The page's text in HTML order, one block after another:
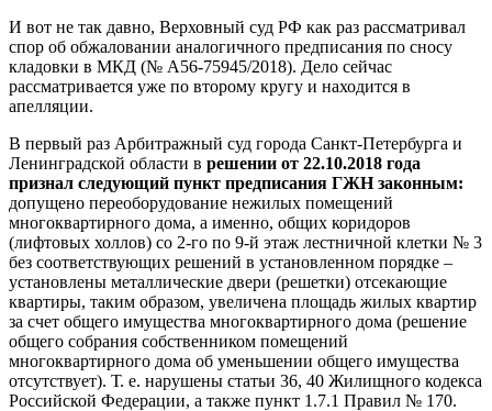
И вот не так давно, Верховный суд РФ как раз рассматривал
спор об обжаловании аналогичного предписания по сносу
кладовки в МКД (№ А56-75945/2018). Дело сейчас
рассматривается уже по второму кругу и находится в
апелляции.
В первый раз Арбитражный суд города Санкт-Петербурга и
Ленинградской области в решении от 22.10.2018 года
признал следующий пункт предписания ГЖН законным:
допущено переоборудование нежилых помещений
многоквартирного дома, а именно, общих коридоров
(лифтовых холлов) со 2-го по 9-й этаж лестничной клетки № 3
без соответствующих решений в установленном порядке –
установлены металлические двери (решетки) отсекающие
квартиры, таким образом, увеличена площадь жилых квартир
за счет общего имущества многоквартирного дома (решение
общего собрания собственником помещений
многоквартирного дома об уменьшении общего имущества
отсутствует). Т. е. нарушены статьи 36, 40 Жилищного кодекса
Российской Федерации, а также пункт 1.7.1 Правил № 170.